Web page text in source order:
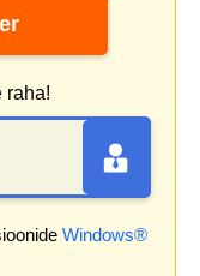
raha!
Windows®